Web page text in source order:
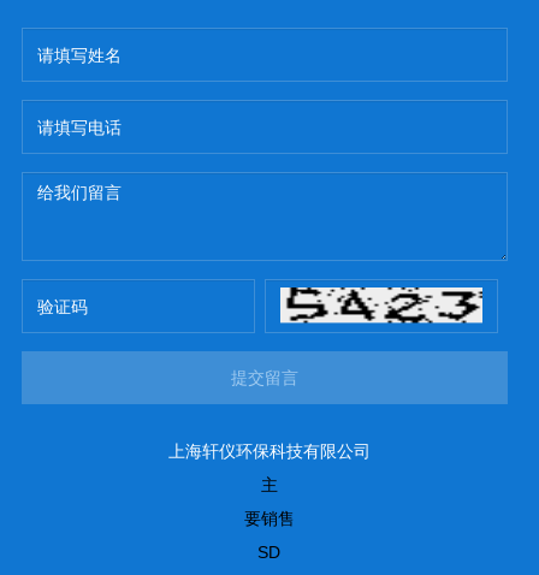
提交留言
上海轩仪环保科技有限公司
主
要销售
SD